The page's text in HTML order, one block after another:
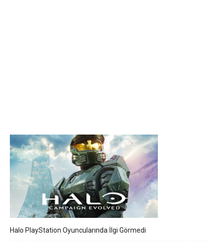
Halo PlayStation Oyuncularında İlgi Görmedi